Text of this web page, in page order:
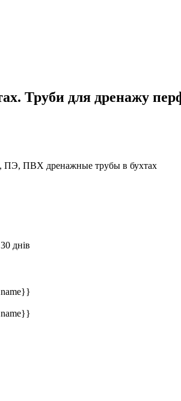
Труби для дренажу
ПЭ, ПВХ дренажные трубы в бухтах
днів